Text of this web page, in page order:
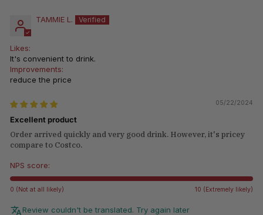
TAMMIE L.
Likes:
It's convenient to drink.
Improvements:
reduce the price
05/22/2024
Excellent product
Order arrived quickly and very good drink. However, it's pricey
compare to Costco.
NPS score:
0 (Not at all likely) 10 (Extremely likely)
Review couldn't be translated. Try again later